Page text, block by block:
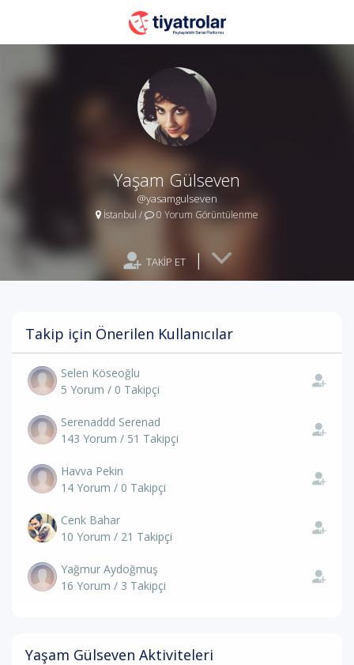
Yaşam Gülseven
@yasamgulseven
İstanbul / 0 Yorum Görüntülenme
TAKİP ET |
Takip için Önerilen Kullanıcılar
Selen Köseoğlu
5 Yorum / 0 Takipçi
Serenaddd Serenad
143 Yorum / 51 Takipçi
Havva Pekin
14 Yorum / 0 Takipçi
Cenk Bahar
10 Yorum / 21 Takipçi
Yağmur Aydoğmuş
16 Yorum / 3 Takipçi
Yaşam Gülseven Aktiviteleri